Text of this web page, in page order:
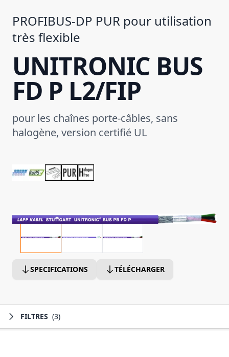
PROFIBUS-DP PUR pour utilisation
très flexible
UNITRONIC BUS
FD P L2/FIP
pour les chaînes porte-câbles, sans
halogène, version certifié UL
SPECIFICATIONS TÉLÉCHARGER
FILTRES (3)